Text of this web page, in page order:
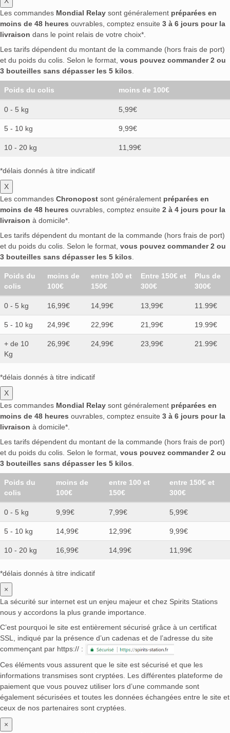
Les commandes Mondial Relay sont généralement préparées en
moins de 48 heures ouvrables, comptez ensuite 3 à 6 jours pour la
livraison dans le point relais de votre choix*.
Les tarifs dépendent du montant de la commande (hors frais de port)
et du poids du colis. Selon le format, vous pouvez commander 2 ou
3 bouteilles sans dépasser les 5 kilos.
Poids du colis moins de 100€
0 - 5 kg 5,99€
5 - 10 kg 9,99€
10 - 20 kg 11,99€
*délais donnés à titre indicatif
X
Les commandes Chronopost sont généralement préparées en
moins de 48 heures ouvrables, comptez ensuite 2 à 4 jours pour la
livraison à domicile*.
Les tarifs dépendent du montant de la commande (hors frais de port)
et du poids du colis. Selon le format, vous pouvez commander 2 ou
3 bouteilles sans dépasser les 5 kilos.
Poids du
colis
moins de
100€
entre 100 et
150€
Entre 150€ et
300€
Plus de
300€
0 - 5 kg 16,99€ 14,99€ 13,99€ 11.99€
5 - 10 kg 24,99€ 22,99€ 21,99€ 19.99€
+ de 10
Kg
26,99€ 24,99€ 23,99€ 21.99€
*délais donnés à titre indicatif
X
Les commandes Mondial Relay sont généralement préparées en
moins de 48 heures ouvrables, comptez ensuite 3 à 6 jours pour la
livraison à domicile*.
Les tarifs dépendent du montant de la commande (hors frais de port)
et du poids du colis. Selon le format, vous pouvez commander 2 ou
3 bouteilles sans dépasser les 5 kilos.
Poids du
colis
moins de
100€
entre 100 et
150€
entre 150€ et
300€
0 - 5 kg 9,99€ 7,99€ 5,99€
5 - 10 kg 14,99€ 12,99€ 9,99€
10 - 20 kg 16,99€ 14,99€ 11,99€
*délais donnés à titre indicatif
×
La sécurité sur internet est un enjeu majeur et chez Spirits Stations
nous y accordons la plus grande importance.
C’est pourquoi le site est entièrement sécurisé grâce à un certificat
SSL, indiqué par la présence d’un cadenas et de l’adresse du site
commençant par https:// :
Ces éléments vous assurent que le site est sécurisé et que les
informations transmises sont cryptées. Les différentes plateforme de
paiement que vous pouvez utiliser lors d’une commande sont
également sécurisées et toutes les données échangées entre le site et
ceux de nos partenaires sont cryptées.
×